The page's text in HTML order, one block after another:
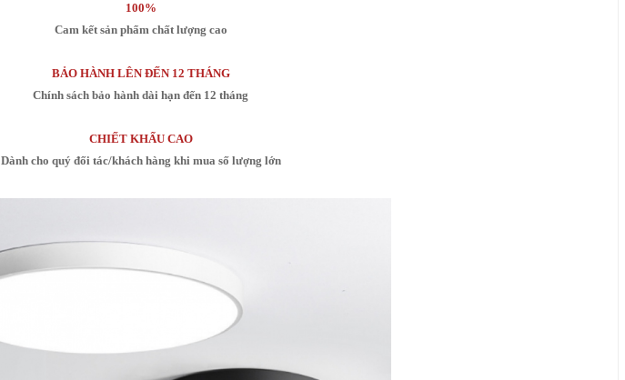
100%
Cam kết sản phẩm chất lượng cao
BẢO HÀNH LÊN ĐẾN 12 THÁNG
Chính sách bảo hành dài hạn đến 12 tháng
CHIẾT KHẤU CAO
Dành cho quý đối tác/khách hàng khi mua số lượng lớn